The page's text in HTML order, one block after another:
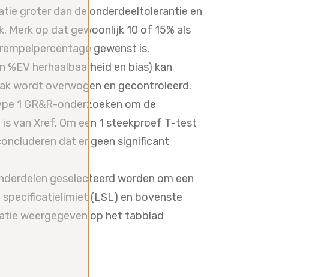
groter dan de onderdeeltolerantie en
Merk op dat gewoonlijk 10 of 15% als
gewenst is.
herhaalbaarheid en bias) kan
wordt overwogen en gecontroleerd.
1 GR&R-onderzoeken om de
van Xref. Om een 1 steekproef T-test
dat er geen significant
geselecteerd worden om een
specificatielimiet (LSL) en bovenste
weergegeven op het tabblad